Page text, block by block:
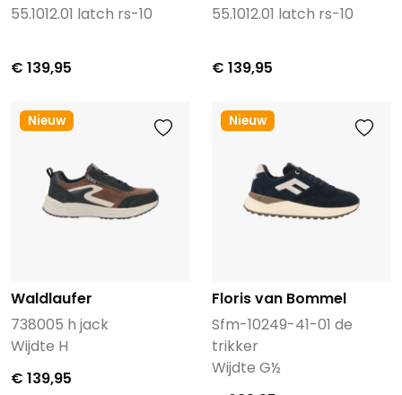
55.1012.01 latch rs-10
€ 139,95
55.1012.01 latch rs-10
€ 139,95
Nieuw
Waldlaufer
738005 h jack
Wijdte H
€ 139,95
Nieuw
Floris van Bommel
Sfm-10249-41-01 de
trikker
Wijdte G½